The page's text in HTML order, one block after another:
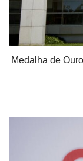
Medalha de